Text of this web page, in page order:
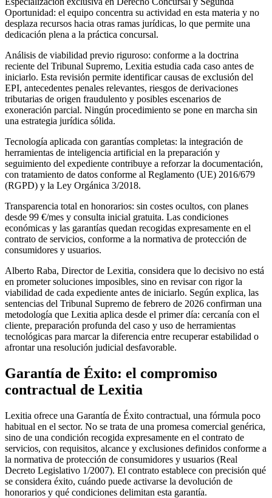
Oportunidad: el equipo concentra su actividad en esta materia y no
desplaza recursos hacia otras ramas jurídicas, lo que permite una
dedicación plena a la práctica concursal.
Análisis de viabilidad previo riguroso: conforme a la doctrina
reciente del Tribunal Supremo, Lexitia estudia cada caso antes de
iniciarlo. Esta revisión permite identificar causas de exclusión del
EPI, antecedentes penales relevantes, riesgos de derivaciones
tributarias de origen fraudulento y posibles escenarios de
exoneración parcial. Ningún procedimiento se pone en marcha sin
una estrategia jurídica sólida.
Tecnología aplicada con garantías completas: la integración de
herramientas de inteligencia artificial en la preparación y
seguimiento del expediente contribuye a reforzar la documentación,
con tratamiento de datos conforme al Reglamento (UE) 2016/679
(RGPD) y la Ley Orgánica 3/2018.
Transparencia total en honorarios: sin costes ocultos, con planes
desde 99 €/mes y consulta inicial gratuita. Las condiciones
económicas y las garantías quedan recogidas expresamente en el
contrato de servicios, conforme a la normativa de protección de
consumidores y usuarios.
Alberto Raba, Director de Lexitia, considera que lo decisivo no está
en prometer soluciones imposibles, sino en revisar con rigor la
viabilidad de cada expediente antes de iniciarlo. Según explica, las
sentencias del Tribunal Supremo de febrero de 2026 confirman una
metodología que Lexitia aplica desde el primer día: cercanía con el
cliente, preparación profunda del caso y uso de herramientas
tecnológicas para marcar la diferencia entre recuperar estabilidad o
afrontar una resolución judicial desfavorable.
Garantía de Éxito: el compromiso
contractual de Lexitia
Lexitia ofrece una Garantía de Éxito contractual, una fórmula poco
habitual en el sector. No se trata de una promesa comercial genérica,
sino de una condición recogida expresamente en el contrato de
servicios, con requisitos, alcance y exclusiones definidos conforme a
la normativa de protección de consumidores y usuarios (Real
Decreto Legislativo 1/2007). El contrato establece con precisión qué
se considera éxito, cuándo puede activarse la devolución de
honorarios y qué condiciones delimitan esta garantía.